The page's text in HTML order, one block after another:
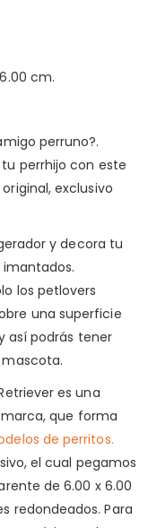
cm.
perruno?.
perrhijo con este
exclusivo
y decora tu
los petlovers
una superficie
así podrás tener
es una
marca, que forma
de perritos.
el cual pegamos
de 6.00 x 6.00
redondeados. Para